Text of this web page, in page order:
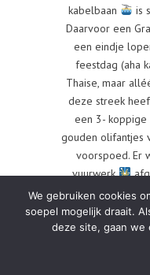
kabelbaan
is
Daarvoor een
een eindje
feestdag (aha
Thaise, maar
deze streek
een 3-
gouden olifantjes
voorspoed. Er
vuurwerk
lokale pyromaan
klapper
13. - 15. Na dit
afkoelen en
We gebruiken cookies
soepel mogelijk draait.
deze site, gaan we